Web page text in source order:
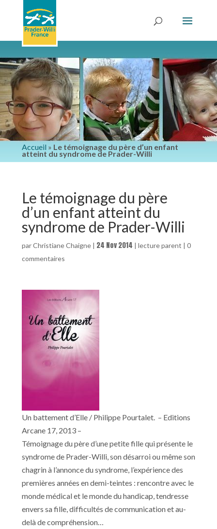
Accueil » Le témoignage du père d’un enfant
atteint du syndrome de Prader-Willi
Le témoignage du père
d’un enfant atteint du
syndrome de Prader-Willi
parChristiane Chaigne| 24 Nov 2014 | lecture parent | 0
commentaires
Un battement d’Elle / Philippe Pourtalet. – Editions
Arcane 17, 2013 –
Témoignage du père d’une petite fille qui présente le
syndrome de Prader-Willi, son désarroi ou même son
chagrin à l’annonce du syndrome, l’expérience des
premières années en demi-teintes : rencontre avec le
monde médical et le monde du handicap, tendresse
envers sa fille, difficultés de communication et au-
delà de compréhension…